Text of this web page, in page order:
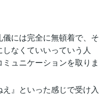
には完全に無頓着で、そ
なくていいっていう人
ュニケーションを取りま
』といった感じで受け入